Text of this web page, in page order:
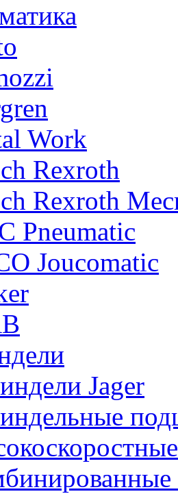
Work
Rexroth
Rexroth
Pneumatic
Joucomatic
Jager